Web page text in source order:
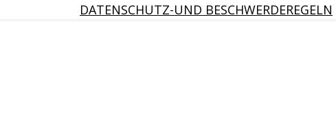
DATENSCHUTZ-UND BESCHWERDEREGELN